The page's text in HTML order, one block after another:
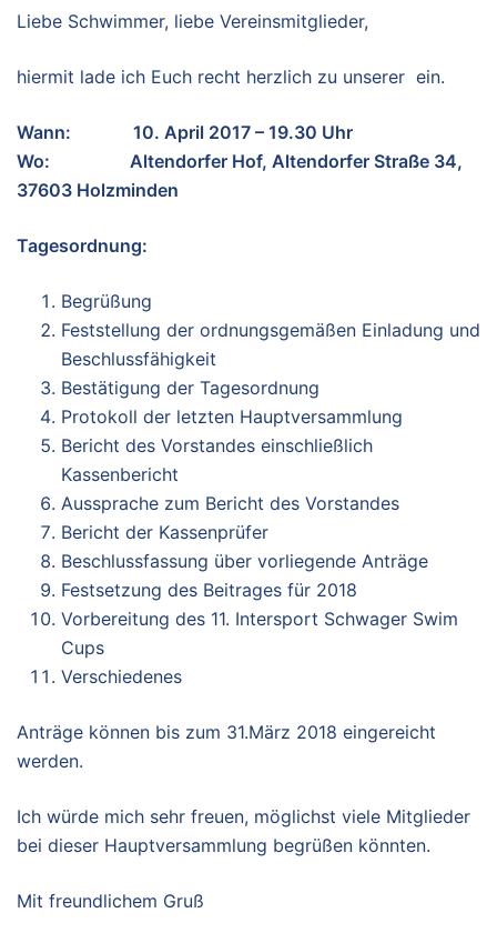
Liebe Schwimmer, liebe Vereinsmitglieder,
hiermit lade ich Euch recht herzlich zu unserer ein.
Wann: 10. April 2017 – 19.30 Uhr
Wo: Altendorfer Hof, Altendorfer Straße 34,
37603 Holzminden
Tagesordnung:
Begrüßung
Feststellung der ordnungsgemäßen Einladung und
Beschlussfähigkeit
Bestätigung der Tagesordnung
Protokoll der letzten Hauptversammlung
Bericht des Vorstandes einschließlich
Kassenbericht
Aussprache zum Bericht des Vorstandes
Bericht der Kassenprüfer
Beschlussfassung über vorliegende Anträge
Festsetzung des Beitrages für 2018
Vorbereitung des 11. Intersport Schwager Swim
Cups
Verschiedenes
Anträge können bis zum 31.März 2018 eingereicht
werden.
Ich würde mich sehr freuen, möglichst viele Mitglieder
bei dieser Hauptversammlung begrüßen könnten.
Mit freundlichem Gruß